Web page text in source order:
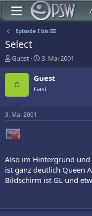
Episode I bis III
Select
E
r
s
l
e
r
Guest
E
r
s
e
t
3. Mai 2001
G
Guest
Gast
3. Mai 2001
Also im Hintergrund
ist ganz deutlich Queen
Bildschirm ist GL und